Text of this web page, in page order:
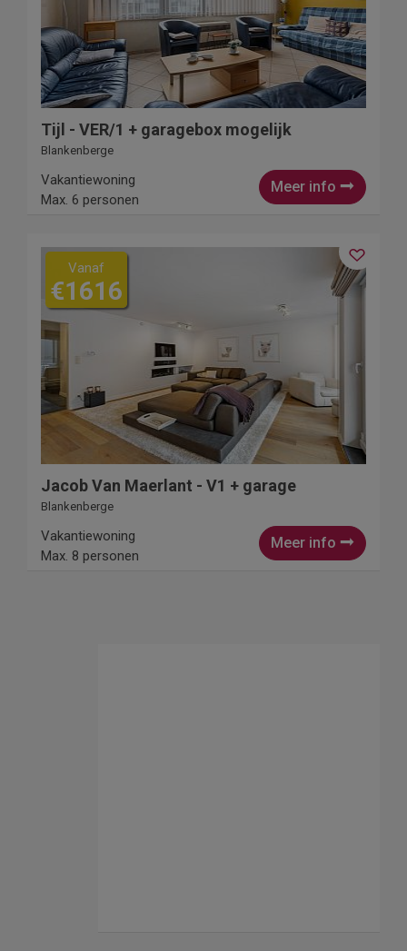
Tijl - VER/1 + garagebox mogelijk
Blankenberge
Meer info
Vakantiewoning
Max. 6 personen
Vanaf
€1616
Jacob Van Maerlant - V1 + garage
Blankenberge
Meer info
Vakantiewoning
Max. 8 personen